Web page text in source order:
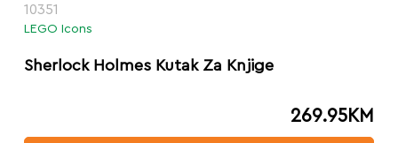
10351
LEGO Icons
Sherlock Holmes Kutak Za Knjige
269.95KM